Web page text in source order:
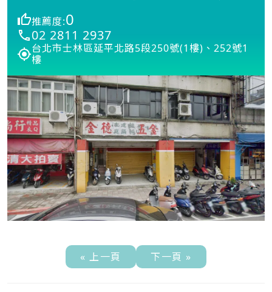
推薦度:0
02 2811 2937
台北市士林區延平北路5段250號(1樓)、252號1
樓
« 上一頁 下一頁 »